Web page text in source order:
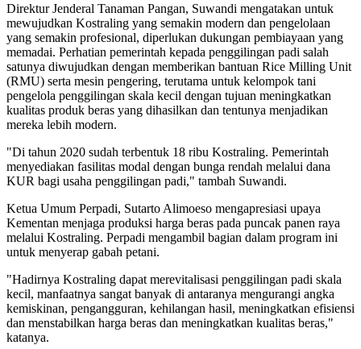
Direktur Jenderal Tanaman Pangan, Suwandi mengatakan untuk
mewujudkan Kostraling yang semakin modern dan pengelolaan
yang semakin profesional, diperlukan dukungan pembiayaan yang
memadai. Perhatian pemerintah kepada penggilingan padi salah
satunya diwujudkan dengan memberikan bantuan Rice Milling Unit
(RMU) serta mesin pengering, terutama untuk kelompok tani
pengelola penggilingan skala kecil dengan tujuan meningkatkan
kualitas produk beras yang dihasilkan dan tentunya menjadikan
mereka lebih modern.
"Di tahun 2020 sudah terbentuk 18 ribu Kostraling. Pemerintah
menyediakan fasilitas modal dengan bunga rendah melalui dana
KUR bagi usaha penggilingan padi," tambah Suwandi.
Ketua Umum Perpadi, Sutarto Alimoeso mengapresiasi upaya
Kementan menjaga produksi harga beras pada puncak panen raya
melalui Kostraling. Perpadi mengambil bagian dalam program ini
untuk menyerap gabah petani.
"Hadirnya Kostraling dapat merevitalisasi penggilingan padi skala
kecil, manfaatnya sangat banyak di antaranya mengurangi angka
kemiskinan, pengangguran, kehilangan hasil, meningkatkan efisiensi
dan menstabilkan harga beras dan meningkatkan kualitas beras,"
katanya.